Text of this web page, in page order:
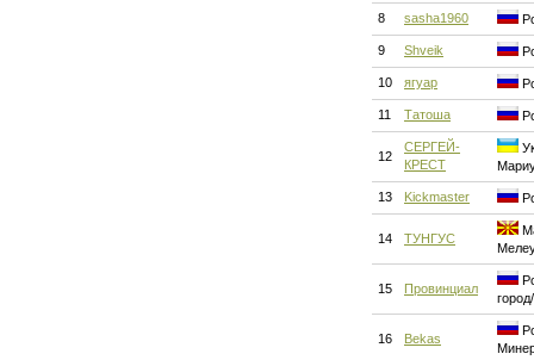
8 sasha1960
9 Shveik
10 ягуар
11 Татоша
12
СЕРГЕЙ-
КРЕСТ
13 Kickmaster
14 ТУНГУС
15 Провинциал
16 Bekas